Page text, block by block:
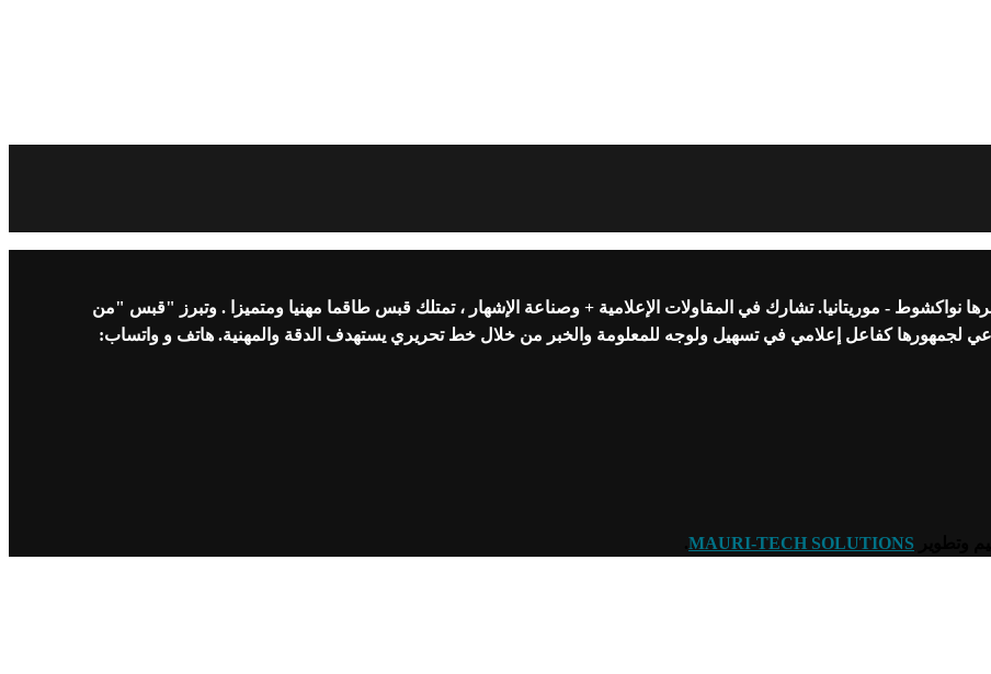
- موريتانيا. تشارك في المقاولات الإعلامية + وصناعة الإشهار ، تمتلك قبس طاقما مهنيا ومتميزا . وتبرز "قبس "من
لجمهورها كفاعل إعلامي في تسهيل ولوجه للمعلومة والخبر من خلال خط تحريري يستهدف الدقة والمهنية. هاتف و واتساب:
MAURI-TECH SOLUTIONS